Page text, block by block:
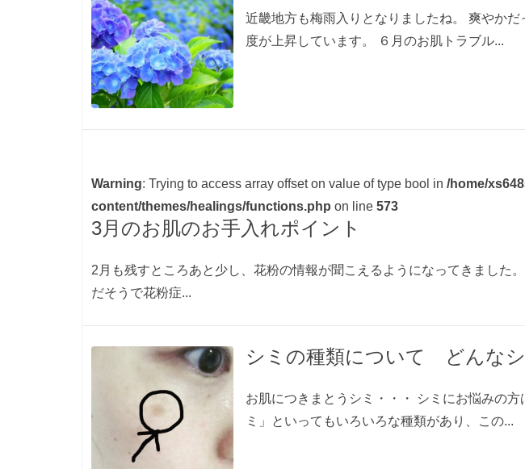
近畿地方も梅雨入りとなりましたね。 爽やか
度が上昇しています。 ６月のお肌トラブル...
Warning: Trying to access array offset on value of type bool in /home/
content/themes/healings/functions.php on line 573
3月のお肌のお手入れポイント
2月も残すところあと少し、花粉の情報が聞こえるようになってきました
だそうで花粉症...
シミの種類について どんな
お肌につきまとうシミ・・・ シミにお悩みの
ミ」といってもいろいろな種類があり、この...